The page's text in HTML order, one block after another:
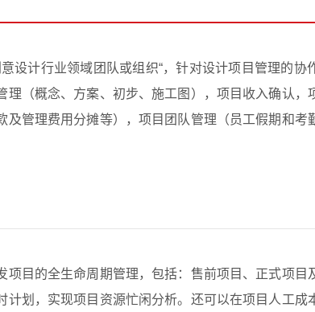
设计行业领域团队或组织“，针对设计项目管理的协
（概念、方案、初步、施工图），项目收入确认，
及管理费用分摊等），项目团队管理（员工假期和考
项目的全生命周期管理，包括：售前项目、正式项目
计划，实现项目资源忙闲分析。还可以在项目人工成